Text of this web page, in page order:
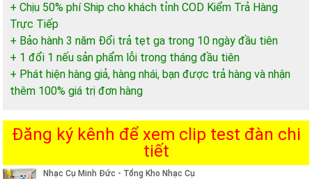
+ Chịu 50% phí Ship cho khách tỉnh COD Kiểm Trả Hàng
Trực Tiếp
+ Bảo hành 3 năm Đổi trả tẹt ga trong 10 ngày đầu tiên
+ 1 đổi 1 nếu sản phẩm lỗi trong tháng đầu tiên
+ Phát hiện hàng giả, hàng nhái, bạn được trả hàng và nhận
thêm 100% giá trị đơn hàng
Đăng ký kênh để xem clip test đàn chi
tiết